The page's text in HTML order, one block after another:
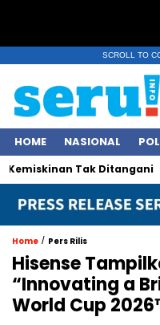
SCROLL TO
HOME NASIONAL
Tak Ditangani
Home / Pers Rilis
Hisense
“Innovating a
World Cup